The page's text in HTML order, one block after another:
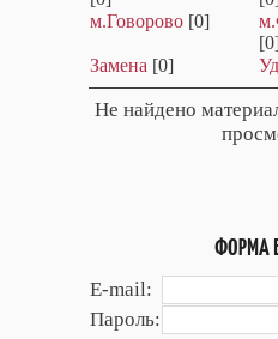
м.Говорово [0]
Замена [0]
Не найдено
ФОРМА
E-mail:
Пароль: